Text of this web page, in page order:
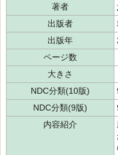
著者
出版者
出版年
ページ数
大きさ
NDC分類(10版)
NDC分類(9版)
内容紹介